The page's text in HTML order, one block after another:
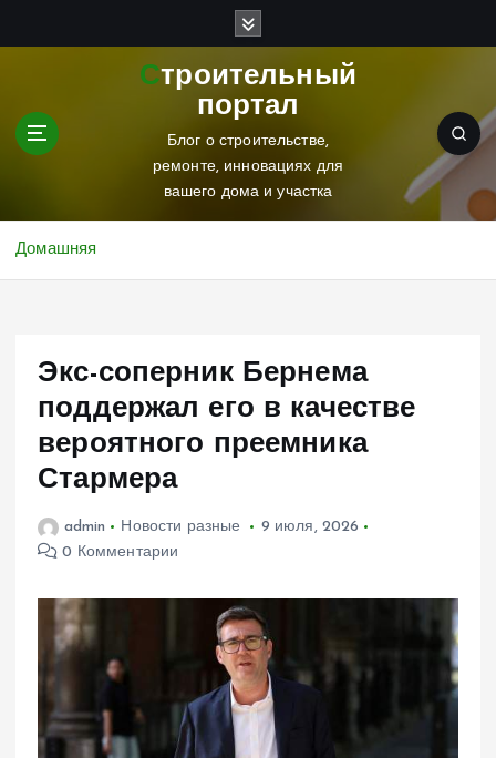
Строительный
портал
Блог о строительстве,
ремонте, инновациях для
вашего дома и участка
Домашняя
Экс-соперник Бернема
поддержал его в качестве
вероятного преемника
Стармера
admin Новости разные
9 июля, 2026
0 Комментарии